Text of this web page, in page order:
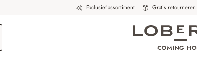
Exclusief assortiment Gratis retourneren